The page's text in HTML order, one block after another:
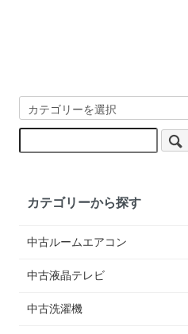
カテゴリーから探す
中古ルームエアコン
中古液晶テレビ
中古洗濯機